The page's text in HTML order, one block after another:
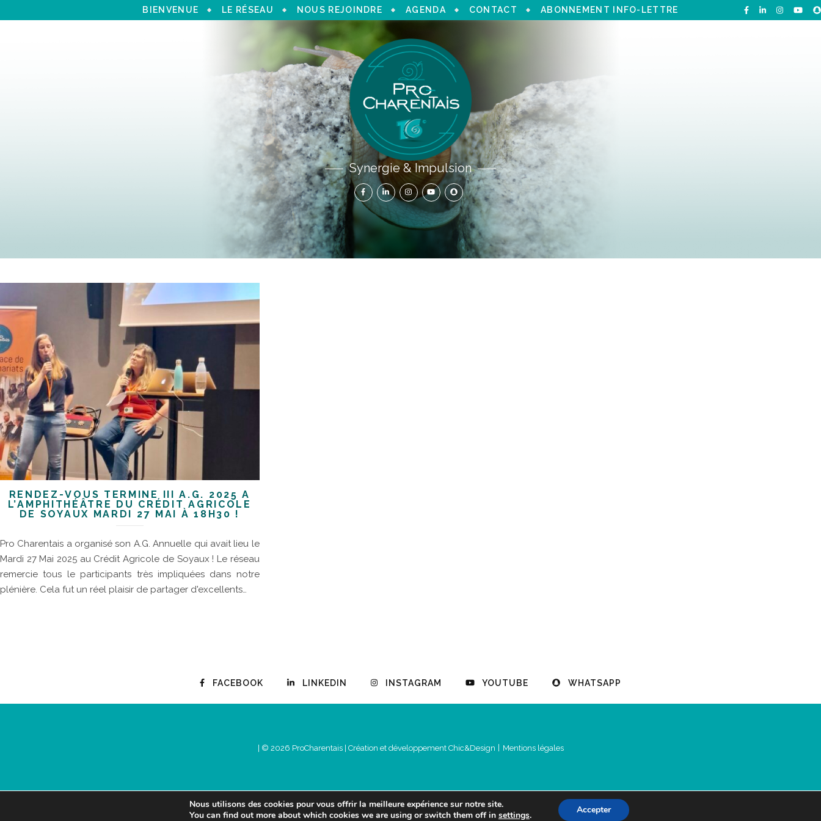
BIENVENUE LE RÉSEAU NOUS REJOINDRE AGENDA CONTACT ABONNEMENT INFO-LETTRE
Synergie & Impulsion
RENDEZ-VOUS TERMINÉ III A.G. 2025 À
L’AMPHITHÉÂTRE DU CRÉDIT AGRICOLE
DE SOYAUX MARDI 27 MAI À 18H30 !
Pro Charentais a organisé son A.G. Annuelle qui avait lieu le
Mardi 27 Mai 2025 au Crédit Agricole de Soyaux ! Le réseau
remercie tous le participants très impliquées dans notre
plénière. Cela fut un réel plaisir de partager d'excellents…
FACEBOOK LINKEDIN INSTAGRAM YOUTUBE WHATSAPP
| © 2026 ProCharentais | Création et développement Chic&Design Mentions légales
Nous utilisons des cookies pour vous offrir la meilleure expérience sur notre site.
You can find out more about which cookies we are using or switch them off in settings. Accepter